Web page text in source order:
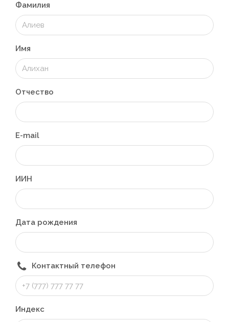
Фамилия
Имя
Отчество
E-mail
ИИН
Дата рождения
Контактный телефон
Индекс